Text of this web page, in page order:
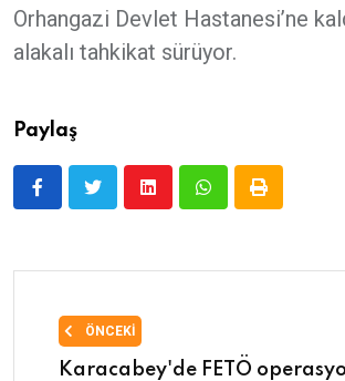
Orhangazi Devlet Hastanesi’ne
alakalı tahkikat sürüyor.
Paylaş
ÖNCEKI
Karacabey'de FETÖ